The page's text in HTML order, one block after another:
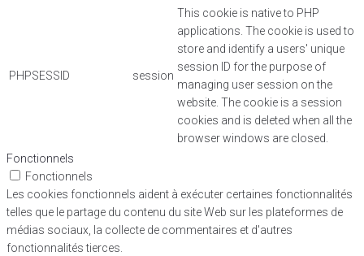
PHPSESSID session
This cookie is native to PHP
applications. The cookie is used to
store and identify a users' unique
session ID for the purpose of
managing user session on the
website. The cookie is a session
cookies and is deleted when all the
browser windows are closed.
Fonctionnels
Fonctionnels
Les cookies fonctionnels aident à exécuter certaines fonctionnalités
telles que le partage du contenu du site Web sur les plateformes de
médias sociaux, la collecte de commentaires et d'autres
fonctionnalités tierces.